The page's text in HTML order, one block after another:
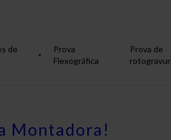
de
Prova
Flexográfica
Prova de
Montadora!